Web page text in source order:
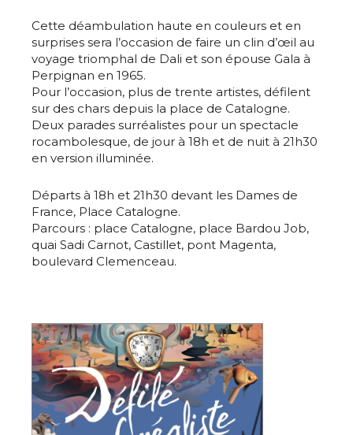
Cette déambulation haute en couleurs et en
surprises sera l’occasion de faire un clin d’œil au
voyage triomphal de Dali et son épouse Gala à
Perpignan en 1965.
Pour l’occasion, plus de trente artistes, défilent
sur des chars depuis la place de Catalogne.
Deux parades surréalistes pour un spectacle
rocambolesque, de jour à 18h et de nuit à 21h30
en version illuminée.
Départs à 18h et 21h30 devant les Dames de
France, Place Catalogne.
Parcours : place Catalogne, place Bardou Job,
quai Sadi Carnot, Castillet, pont Magenta,
boulevard Clemenceau.